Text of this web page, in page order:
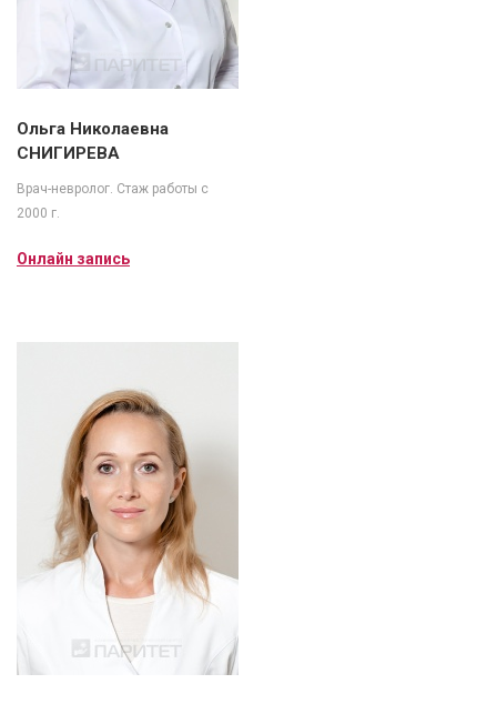
Ольга Николаевна
СНИГИРЕВА
Врач-невролог. Стаж работы с
2000 г.
Онлайн запись